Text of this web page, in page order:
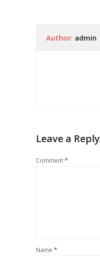
Author: admin
Leave a Reply
Comment*
Name *